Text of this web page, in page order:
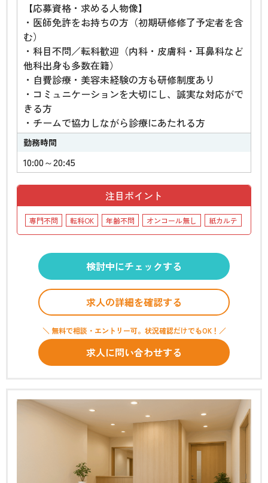
【応募資格・求める人物像】
・医師免許をお持ちの方（初期研修修了予定者を含
む）
・科目不問／転科歓迎（内科・皮膚科・耳鼻科など
他科出身も多数在籍）
・自費診療・美容未経験の方も研修制度あり
・コミュニケーションを大切にし、誠実な対応がで
きる方
・チームで協力しながら診療にあたれる方
勤務時間
10:00～20:45
注目ポイント
専門不問 転科OK 年齢不問 オンコール無し 紙カルテ
検討中にチェックする
求人の詳細を確認する
＼ 無料で相談・エントリー可。状況確認だけでもOK！／
求人に問い合わせする